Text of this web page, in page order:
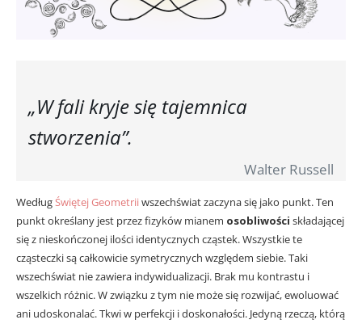
„W fali kryje się tajemnica
stworzenia”.
Walter Russell
WedługŚwiętej Geometrii wszechświat zaczyna się jako punkt. Ten
punkt określany jest przez fizyków mianem osobliwości składającej
się z nieskończonej ilości identycznych cząstek. Wszystkie te
cząsteczki są całkowicie symetrycznych względem siebie. Taki
wszechświat nie zawiera indywidualizacji. Brak mu kontrastu i
wszelkich różnic. W związku z tym nie może się rozwijać, ewoluować
ani udoskonalać. Tkwi w perfekcji i doskonałości. Jedyną rzeczą, którą